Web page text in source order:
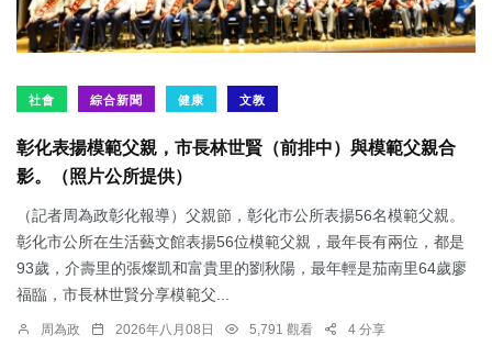
社會 綜合新聞 健康 文教
彰化表揚模範父親，市長林世賢（前排中）與模範父親合
影。（照片公所提供）
（記者周為政彰化報導）父親節，彰化市公所表揚56名模範父親。
彰化市公所在生活藝文館表揚56位模範父親，最年長有兩位，都是
93歲，介壽里的張燦凱和富貴里的劉秋陽，最年輕是茄南里64歲廖
福臨，市長林世賢分享模範父...
周為政 2026年八月08日 5,791 觀看 4 分享